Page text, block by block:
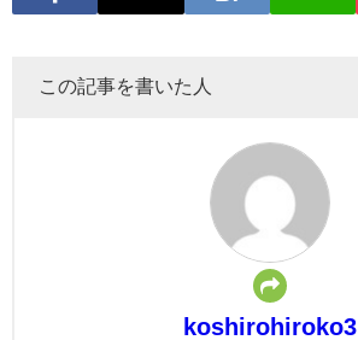
この記事を書いた人
koshirohiroko3